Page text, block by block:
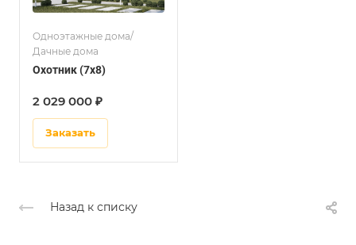
Одноэтажные дома/
Дачные дома
Охотник (7x8)
2 029 000 ₽
Заказать
Назад к списку